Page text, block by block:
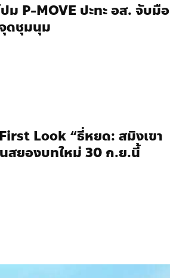
ม P-MOVE ปะทะ อส. จับมือ
ดชุมนุม
Look “ธี่หยด: สมิงเขา
สยองบทใหม่ 30 ก.ย.นี้